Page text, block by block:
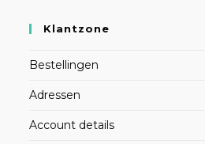
Klantzone
Bestellingen
Adressen
Account details